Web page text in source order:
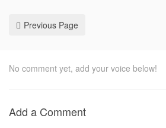
Previous Page
No comment yet, add your voice below!
Add a Comment